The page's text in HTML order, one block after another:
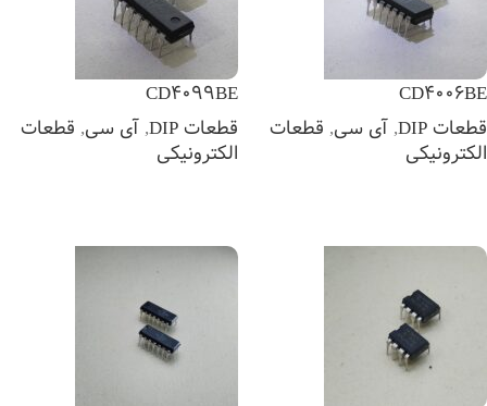
CD4006BE
قطعات DIP
,آی سی, قطعات
الکترونیکی
CD4099BE
قطعات DIP
,آی سی, قطعات
الکترونیکی